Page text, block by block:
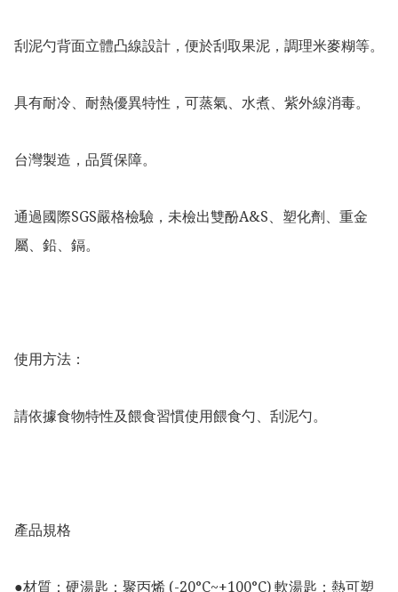
刮泥勺背面立體凸線設計，便於刮取果泥，調理米麥糊等。
具有耐冷、耐熱優異特性，可蒸氣、水煮、紫外線消毒。
台灣製造，品質保障。
通過國際SGS嚴格檢驗，未檢出雙酚A&S、塑化劑、重金
屬、鉛、鎘。
使用方法：
請依據食物特性及餵食習慣使用餵食勺、刮泥勺。
產品規格
●材質：硬湯匙：聚丙烯 (-20°C~+100°C) 軟湯匙：熱可塑